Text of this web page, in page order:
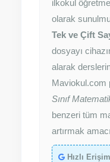
ilkokul
olarak
Tek ve Çift
dosyayı
alarak
Maviokul.com
Sınıf
benzeri tüm
artırmak
Hızlı